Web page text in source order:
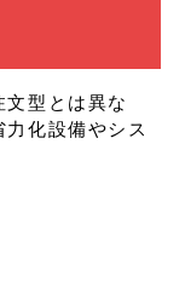
型とは異な
化設備やシス